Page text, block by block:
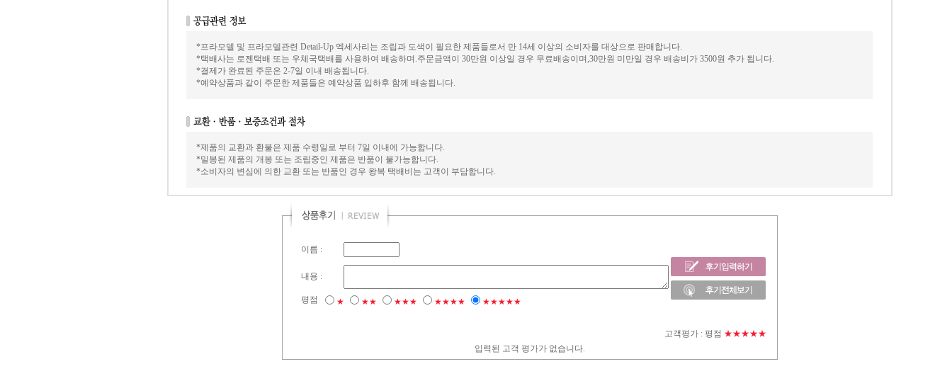
*프라모델 및 프라모델관련 Detail-Up 엑세사리는 조립과 도색이 필요한 제품들로서 만 14세 이상의 소비자를 대상으로 판매합니다.
*택배사는 로젠택배 또는 우체국택배를 사용하여 배송하며.주문금액이 30만원 이상일 경우 무료배송이며,30만원 미만일 경우 배송비가 3500원 추가 됩니다.
*결제가 완료된 주문은 2-7일 이내 배송됩니다.
*예약상품과 같이 주문한 제품들은 예약상품 입하후 함께 배송됩니다.
*제품의 교환과 환불은 제품 수령일로 부터 7일 이내에 가능합니다.
*밀봉된 제품의 개봉 또는 조립중인 제품은 반품이 불가능합니다.
*소비자의 변심에 의한 교환 또는 반품인 경우 왕복 택배비는 고객이 부담합니다.
이름 :
내용 :
평점 ★ ★★ ★★★ ★★★★ ★★★★★
고객평가 : 평점 ★★★★★
입력된 고객 평가가 없습니다.